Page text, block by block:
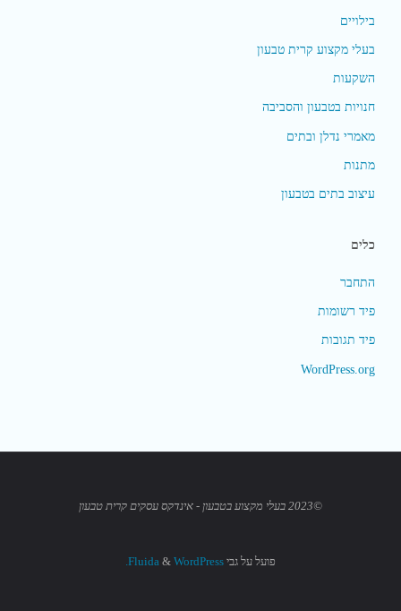
בילויים
בעלי מקצוע קרית טבעון
השקעות
חנויות בטבעון והסביבה
מאמרי נדלן ובתים
מתנות
עיצוב בתים בטבעון
כלים
התחבר
פיד רשומות
פיד תגובות
WordPress.org
©2023 בעלי מקצוע בטבעון - אינדקס עסקים קרית טבעון
פועל על גבי & WordPress.